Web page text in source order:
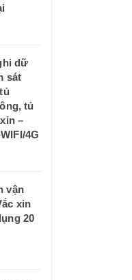
dữ
sát
tủ
–
4G
vận
xin
20